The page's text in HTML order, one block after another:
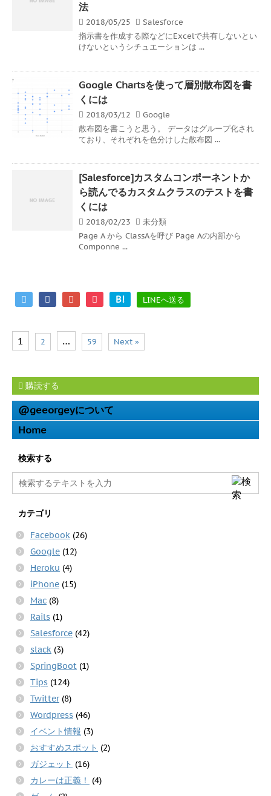
法
2018/05/25
Salesforce
指示書を作成する際などにExcelで共有しないとい
けないというシチュエーションは ...
Google Chartsを使って層別散布図を書
くには
2018/03/12
Google
散布図を書こうと思う。 データはグループ化され
ており、それぞれを色分けした散布図 ...
[Salesforce]カスタムコンポーネントか
ら読んでるカスタムクラスのテストを書
くには
2018/02/23
未分類
Page A から ClassAを呼び Page Aの内部から
Componne ...
B! LINEへ送る
1 2 … 59 Next »
購読する
@geeorgeyについて
Home
検索する
カテゴリ
Facebook (26)
Google (12)
Heroku (4)
iPhone (15)
Mac (8)
Rails (1)
Salesforce (42)
slack (3)
SpringBoot (1)
Tips (124)
Twitter(8)
Wordpress (46)
イベント情報 (3)
おすすめスポット (2)
ガジェット (16)
カレーは正義！
(4)